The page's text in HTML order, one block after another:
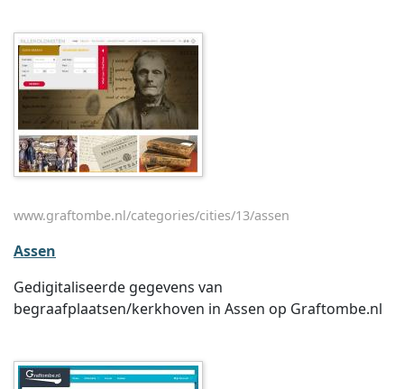
www.graftombe.nl/categories/cities/13/assen
Assen
Gedigitaliseerde gegevens van
begraafplaatsen/kerkhoven in Assen op Graftombe.nl